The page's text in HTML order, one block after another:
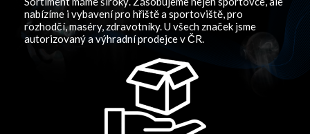
nabízíme i vybavení pro hřiště a sportoviště, pro
rozhodčí, maséry, zdravotníky. U všech značek jsme
autorizovaný a výhradní prodejce v ČR.